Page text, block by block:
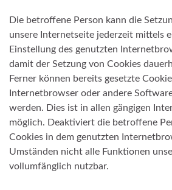
Die betroffene Person kann die
unsere Internetseite jederzeit mittels
Einstellung des genutzten
damit der Setzung von Cookies
Ferner können bereits gesetzte
Internetbrowser oder andere
werden. Dies ist in allen gängigen
möglich. Deaktiviert die betroffene
Cookies in dem genutzten
Umständen nicht alle Funktionen
vollumfänglich nutzbar.